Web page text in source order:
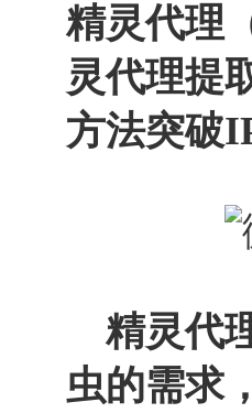
精灵代理
灵代理提
方法突破
精灵代
虫的需求